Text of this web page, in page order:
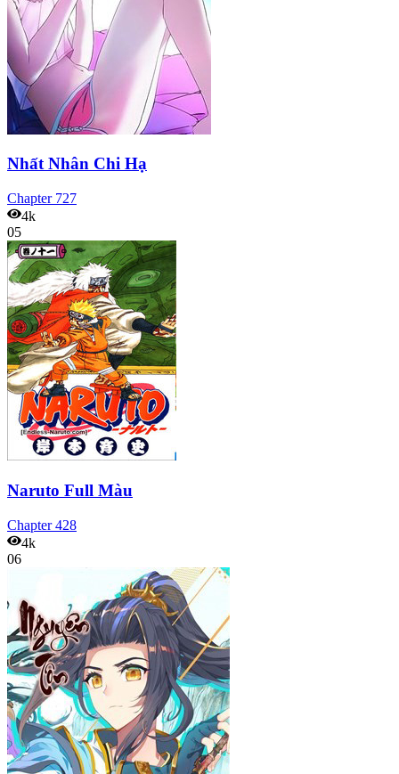
Nhất Nhân Chi Hạ
Chapter 727
4k
05
Naruto Full Màu
Chapter428
4k
06